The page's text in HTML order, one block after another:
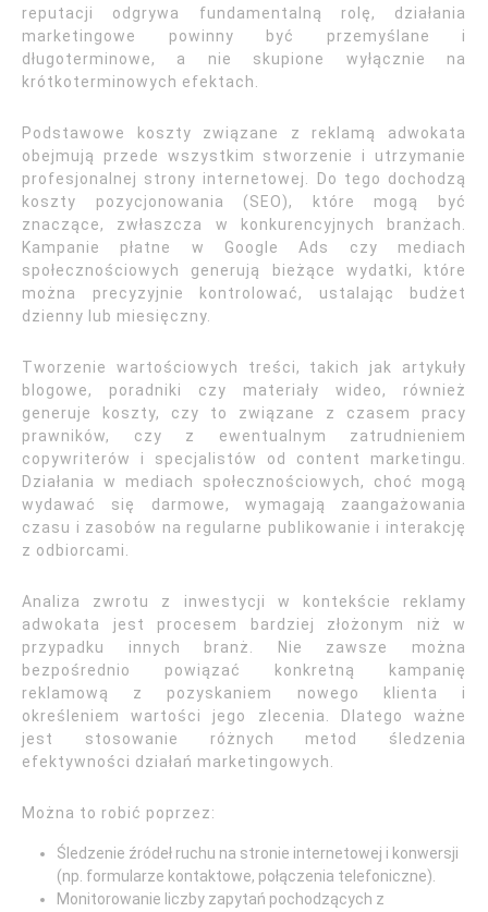
reputacji odgrywa fundamentalną rolę, działania
marketingowe powinny być przemyślane i
długoterminowe, a nie skupione wyłącznie na
krótkoterminowych efektach.
Podstawowe koszty związane z reklamą adwokata
obejmują przede wszystkim stworzenie i utrzymanie
profesjonalnej strony internetowej. Do tego dochodzą
koszty pozycjonowania (SEO), które mogą być
znaczące, zwłaszcza w konkurencyjnych branżach.
Kampanie płatne w Google Ads czy mediach
społecznościowych generują bieżące wydatki, które
można precyzyjnie kontrolować, ustalając budżet
dzienny lub miesięczny.
Tworzenie wartościowych treści, takich jak artykuły
blogowe, poradniki czy materiały wideo, również
generuje koszty, czy to związane z czasem pracy
prawników, czy z ewentualnym zatrudnieniem
copywriterów i specjalistów od content marketingu.
Działania w mediach społecznościowych, choć mogą
wydawać się darmowe, wymagają zaangażowania
czasu i zasobów na regularne publikowanie i interakcję
z odbiorcami.
Analiza zwrotu z inwestycji w kontekście reklamy
adwokata jest procesem bardziej złożonym niż w
przypadku innych branż. Nie zawsze można
bezpośrednio powiązać konkretną kampanię
reklamową z pozyskaniem nowego klienta i
określeniem wartości jego zlecenia. Dlatego ważne
jest stosowanie różnych metod śledzenia
efektywności działań marketingowych.
Można to robić poprzez:
Śledzenie źródeł ruchu na stronie internetowej i konwersji
(np. formularze kontaktowe, połączenia telefoniczne).
Monitorowanie liczby zapytań pochodzących z